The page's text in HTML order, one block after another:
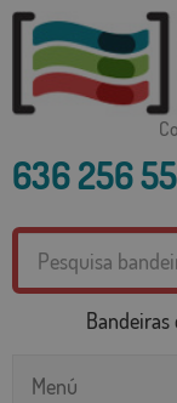
636 256
Menú